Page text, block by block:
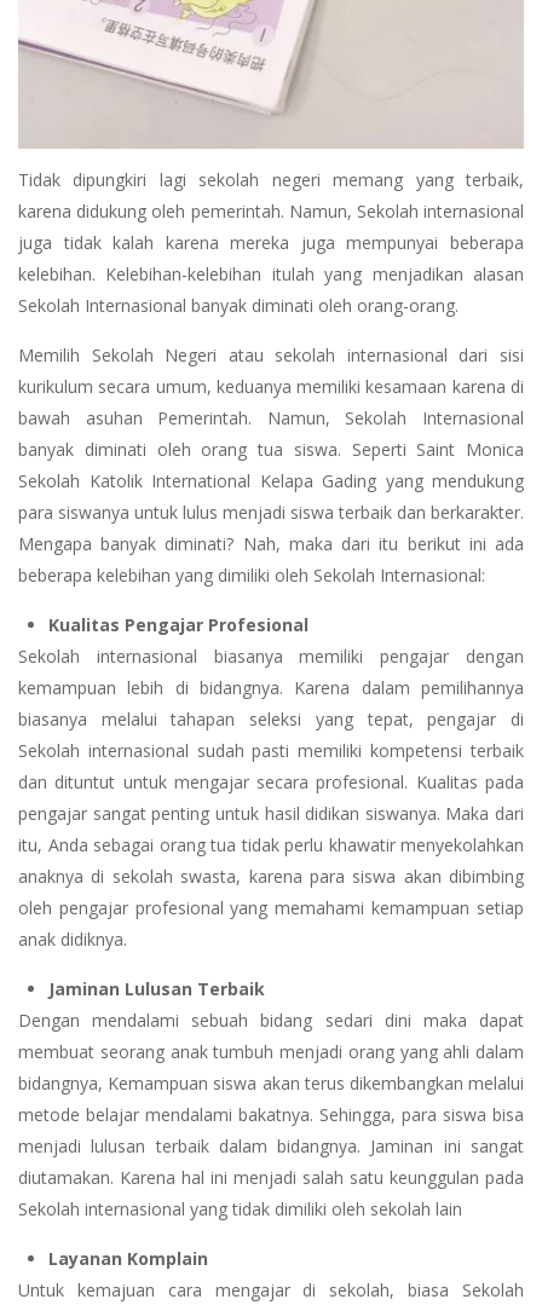
Tidak dipungkiri lagi sekolah negeri memang yang terbaik,
karena didukung oleh pemerintah. Namun, Sekolah internasional
juga tidak kalah karena mereka juga mempunyai beberapa
kelebihan. Kelebihan-kelebihan itulah yang menjadikan alasan
Sekolah Internasional banyak diminati oleh orang-orang.
Memilih Sekolah Negeri atau sekolah internasional dari sisi
kurikulum secara umum, keduanya memiliki kesamaan karena di
bawah asuhan Pemerintah. Namun, Sekolah Internasional
banyak diminati oleh orang tua siswa. Seperti Saint Monica
Sekolah Katolik International Kelapa Gading yang mendukung
para siswanya untuk lulus menjadi siswa terbaik dan berkarakter.
Mengapa banyak diminati? Nah, maka dari itu berikut ini ada
beberapa kelebihan yang dimiliki oleh Sekolah Internasional:
Kualitas Pengajar Profesional
Sekolah internasional biasanya memiliki pengajar dengan
kemampuan lebih di bidangnya. Karena dalam pemilihannya
biasanya melalui tahapan seleksi yang tepat, pengajar di
Sekolah internasional sudah pasti memiliki kompetensi terbaik
dan dituntut untuk mengajar secara profesional. Kualitas pada
pengajar sangat penting untuk hasil didikan siswanya. Maka dari
itu, Anda sebagai orang tua tidak perlu khawatir menyekolahkan
anaknya di sekolah swasta, karena para siswa akan dibimbing
oleh pengajar profesional yang memahami kemampuan setiap
anak didiknya.
Jaminan Lulusan Terbaik
Dengan mendalami sebuah bidang sedari dini maka dapat
membuat seorang anak tumbuh menjadi orang yang ahli dalam
bidangnya, Kemampuan siswa akan terus dikembangkan melalui
metode belajar mendalami bakatnya. Sehingga, para siswa bisa
menjadi lulusan terbaik dalam bidangnya. Jaminan ini sangat
diutamakan. Karena hal ini menjadi salah satu keunggulan pada
Sekolah internasional yang tidak dimiliki oleh sekolah lain
Layanan Komplain
Untuk kemajuan cara mengajar di sekolah, biasa Sekolah